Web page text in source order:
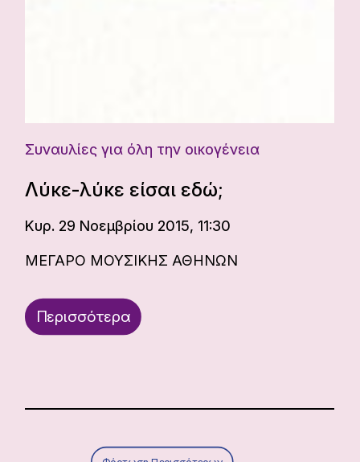
Συναυλίες για όλη την οικογένεια
Λύκε-λύκε είσαι εδώ;
Κυρ. 29 Νοεμβρίου 2015, 11:30
ΜΕΓΑΡΟ ΜΟΥΣΙΚΗΣ ΑΘΗΝΩΝ
Περισσότερα